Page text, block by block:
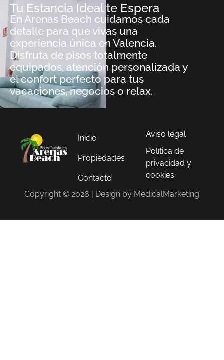
Tu Estancia Ideal te Espera
En Arenas Beach cuidamos cada
detalle para que vivas una
experiencia única en Valencia.
Disfruta de pisos totalmente
equipados, atención personalizada y
el confort perfecto para tus
vacaciones, negocios o relax.
Inicio
Propiedades
Contacto
Aviso legal
Política de
privacidad y
cookies
Copyright © 2026 | Design by MedicalMarketing